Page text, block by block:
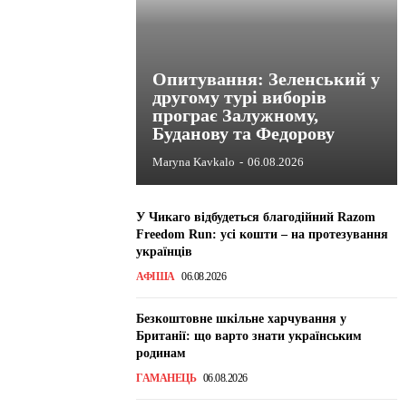
Опитування: Зеленський у
другому турі виборів
програє Залужному,
Буданову та Федорову
Maryna Kavkalo - 06.08.2026
У Чикаго відбудеться благодійний Razom
Freedom Run: усі кошти – на протезування
українців
АФІША 06.08.2026
Безкоштовне шкільне харчування у
Британії: що варто знати українським
родинам
ГАМАНЕЦЬ 06.08.2026